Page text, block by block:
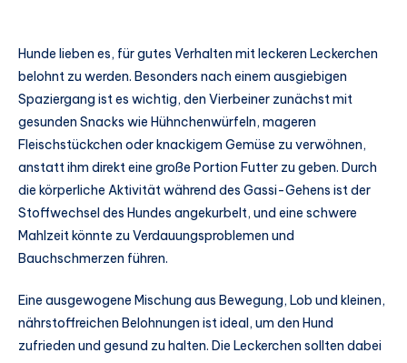
Hunde lieben es, für gutes Verhalten mit leckeren Leckerchen
belohnt zu werden. Besonders nach einem ausgiebigen
Spaziergang ist es wichtig, den Vierbeiner zunächst mit
gesunden Snacks wie Hühnchenwürfeln, mageren
Fleischstückchen oder knackigem Gemüse zu verwöhnen,
anstatt ihm direkt eine große Portion Futter zu geben. Durch
die körperliche Aktivität während des Gassi-Gehens ist der
Stoffwechsel des Hundes angekurbelt, und eine schwere
Mahlzeit könnte zu Verdauungsproblemen und
Bauchschmerzen führen.
Eine ausgewogene Mischung aus Bewegung, Lob und kleinen,
nährstoffreichen Belohnungen ist ideal, um den Hund
zufrieden und gesund zu halten. Die Leckerchen sollten dabei